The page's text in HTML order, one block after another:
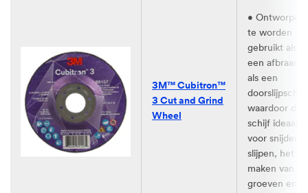
3M™ Cubitron™
3 Cut and Grind
Wheel​
• Ontworpen
te worden
gebruikt als
een
als een
doorslijpschijf,
waardoor de
schijf ideaal is
voor snijden,
slijpen, het
maken van
groeven en